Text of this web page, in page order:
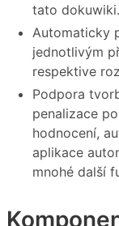
tato dokuwiki.
Automaticky
jednotlivým
respektive
Podpora
penalizace
hodnocení,
aplikace
mnohé další